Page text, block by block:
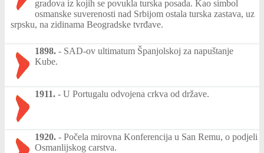
gradova iz kojih se povukla turska posada. Kao simbol
osmanske suverenosti nad Srbijom ostala turska zastava, uz
srpsku, na zidinama Beogradske tvrđave.
1898. - SAD-ov ultimatum Španjolskoj za napuštanje
Kube.
1911. - U Portugalu odvojena crkva od države.
1920. - Počela mirovna Konferencija u San Remu, o podjeli
Osmanlijskog carstva.